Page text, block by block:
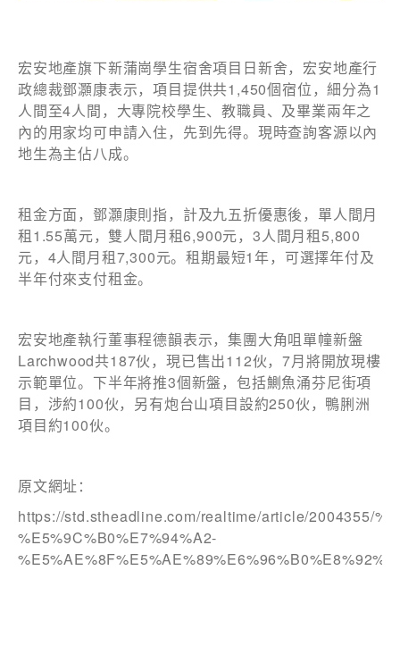
身份
電郵*
國家/地區
感興趣範疇(可多選)*
1.租務資訊 ​​
宏安地產旗下新蒲崗學生宿舍項目日新舍，宏安地產行
政總裁鄧灝康表示，項目提供共1,450個宿位，細分為1
人間至4人間，大專院校學生、教職員、及畢業兩年之
內的用家均可申請入住，先到先得。現時查詢客源以內
地生為主佔八成。
租金方面，鄧灝康則指，計及九五折優惠後，單人間月
租1.55萬元，雙人間月租6,900元，3人間月租5,800
元，4人間月租7,300元。租期最短1年，可選擇年付及
半年付來支付租金。
宏安地產執行董事程德韻表示，集團大角咀單幢新盤
Larchwood共187伙，現已售出112伙，7月將開放現樓
示範單位。下半年將推3個新盤，包括鰂魚涌芬尼街項
目，涉約100伙，另有炮台山項目設約250伙，鴨脷洲
項目約100伙。
原文網址：
https://std.stheadline.com/realtime/article/2004355/
%E5%9C%B0%E7%94%A2-